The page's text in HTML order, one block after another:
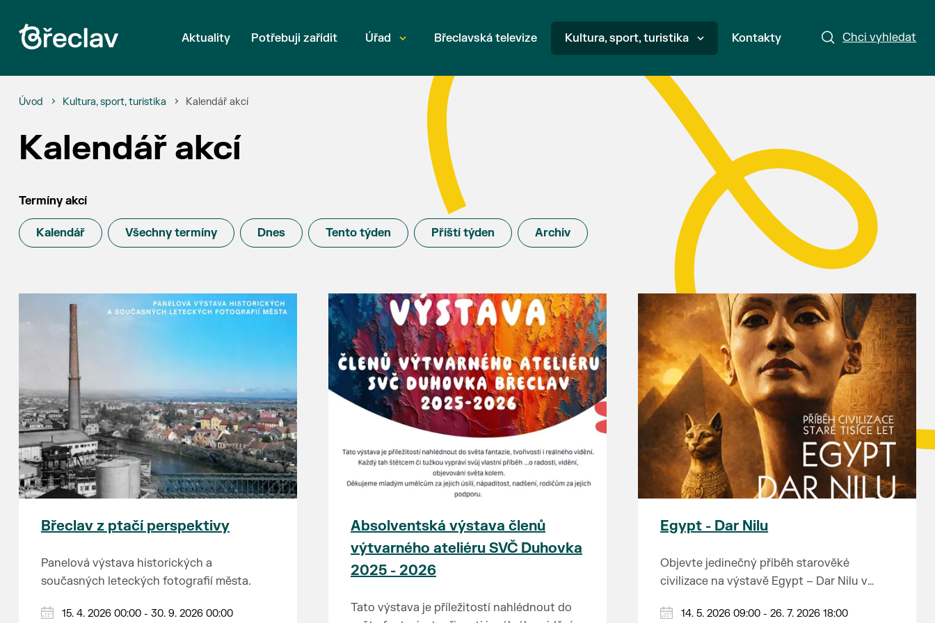
Chci vyhledat
Aktuality Potřebuji zařídit Úřad Břeclavská televize Kultura, sport, turistika Kontakty
Úvod Kultura, sport, turistika Kalendář akcí
Kalendář akcí
Termíny akcí
Kalendář Všechny termíny Dnes Tento týden Příští týden Archiv
Břeclav z ptačí perspektivy
Panelová výstava historických a
současných leteckých fotografií města.
15. 4. 2026 00:00 - 30. 9. 2026 00:00
Absolventská výstava členů
výtvarného ateliéru SVČ Duhovka
2025 - 2026
Tato výstava je příležitostí nahlédnout do
Egypt - Dar Nilu
Objevte jedinečný příběh starověké
civilizace na výstavě Egypt – Dar Nilu v
Výstava představuje umění starého Egypta,
14. 5. 2026 09:00 - 26. 7. 2026 18:00